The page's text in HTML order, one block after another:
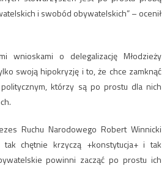
i swobód obywatelskich” – ocenił
wnioskami o delegalizację Młodzieży
swoją hipokryzję i to, że chce zamknąć
którzy są po prostu dla nich
Ruchu Narodowego Robert Winnicki
tak chętnie krzyczą +konstytucja+ i tak
powinni zacząć po prostu ich